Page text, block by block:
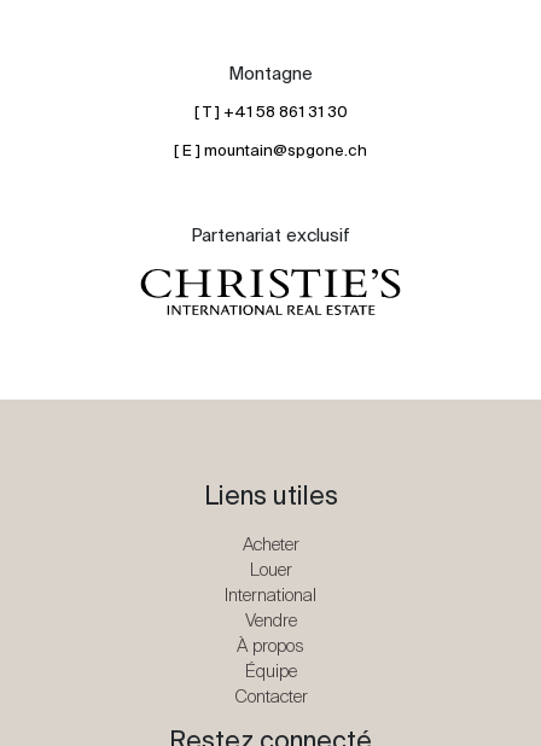
Montagne
[ T ] +41 58 861 31 30
[ E ] mountain@spgone.ch
Partenariat exclusif
Liens utiles
Acheter
Louer
International
Vendre
À propos
Équipe
Contacter